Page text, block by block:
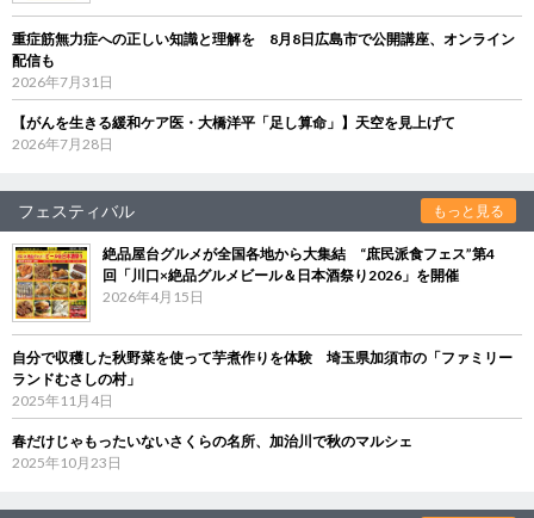
重症筋無力症への正しい知識と理解を 8月8日広島市で公開講座、オンライン
配信も
2026年7月31日
【がんを生きる緩和ケア医・大橋洋平「足し算命」】天空を見上げて
2026年7月28日
フェスティバル もっと見る
絶品屋台グルメが全国各地から大集結 “庶民派食フェス”第4
回「川口×絶品グルメビール＆日本酒祭り2026」を開催
2026年4月15日
自分で収穫した秋野菜を使って芋煮作りを体験 埼玉県加須市の「ファミリー
ランドむさしの村」
2025年11月4日
春だけじゃもったいないさくらの名所、加治川で秋のマルシェ
2025年10月23日